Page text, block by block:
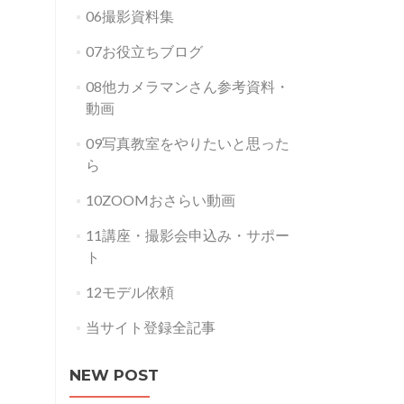
06撮影資料集
07お役立ちブログ
08他カメラマンさん参考資料・
動画
09写真教室をやりたいと思った
ら
10ZOOMおさらい動画
11講座・撮影会申込み・サポー
ト
12モデル依頼
当サイト登録全記事
NEW POST